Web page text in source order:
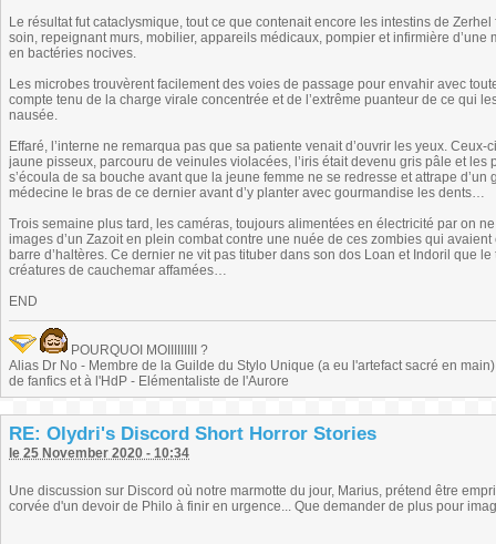
Le résultat fut cataclysmique, tout ce que contenait encore les intestins de
soin, repeignant murs, mobilier, appareils médicaux, pompier et infirmière
en bactéries nocives.
Les microbes trouvèrent facilement des voies de passage pour envahir avec
compte tenu de la charge virale concentrée et de l’extrême puanteur de ce qui
nausée.
Effaré, l’interne ne remarqua pas que sa patiente venait d’ouvrir les yeux.
jaune pisseux, parcouru de veinules violacées, l’iris était devenu gris pâle et
s’écoula de sa bouche avant que la jeune femme ne se redresse et attrape
médecine le bras de ce dernier avant d’y planter avec gourmandise les dents…
Trois semaine plus tard, les caméras, toujours alimentées en électricité par on
images d’un Zazoit en plein combat contre une nuée de ces zombies qui
barre d’haltères. Ce dernier ne vit pas tituber dans son dos Loan et Indoril que
créatures de cauchemar affamées…
END
POURQUOI MOIIIIIIIII ?
Alias Dr No - Membre de la Guilde du Stylo Unique (a eu l'artefact sacré en
de fanfics et à l'HdP - Elémentaliste de l'Aurore
RE: Olydri's Discord Short Horror Stories
le 25 November 2020 - 10:34
Une discussion sur Discord où notre marmotte du jour, Marius, prétend être
corvée d'un devoir de Philo à finir en urgence... Que demander de plus pour